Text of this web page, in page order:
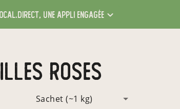
une appli engagée
Roses
Sachet (~1 kg)